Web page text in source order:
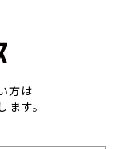
方は
ます。